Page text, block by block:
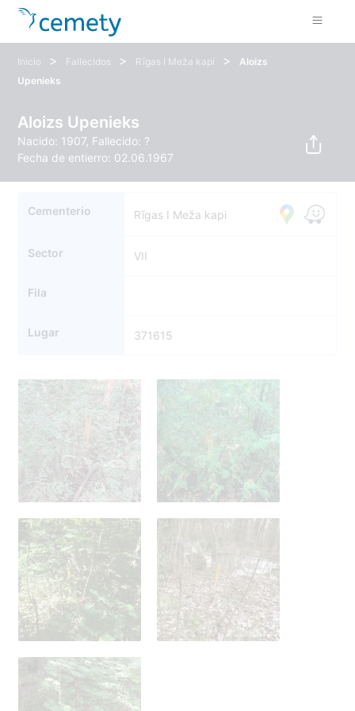
Inicio > Fallecidos > Rīgas I Meža kapi >
Aloizs
Upenieks
Aloizs Upenieks
Nacido: 1907, Fallecido: ?
Fecha de entierro: 02.06.1967
Cementerio Rīgas I Meža kapi
Sector VII
Fila
Lugar 371615